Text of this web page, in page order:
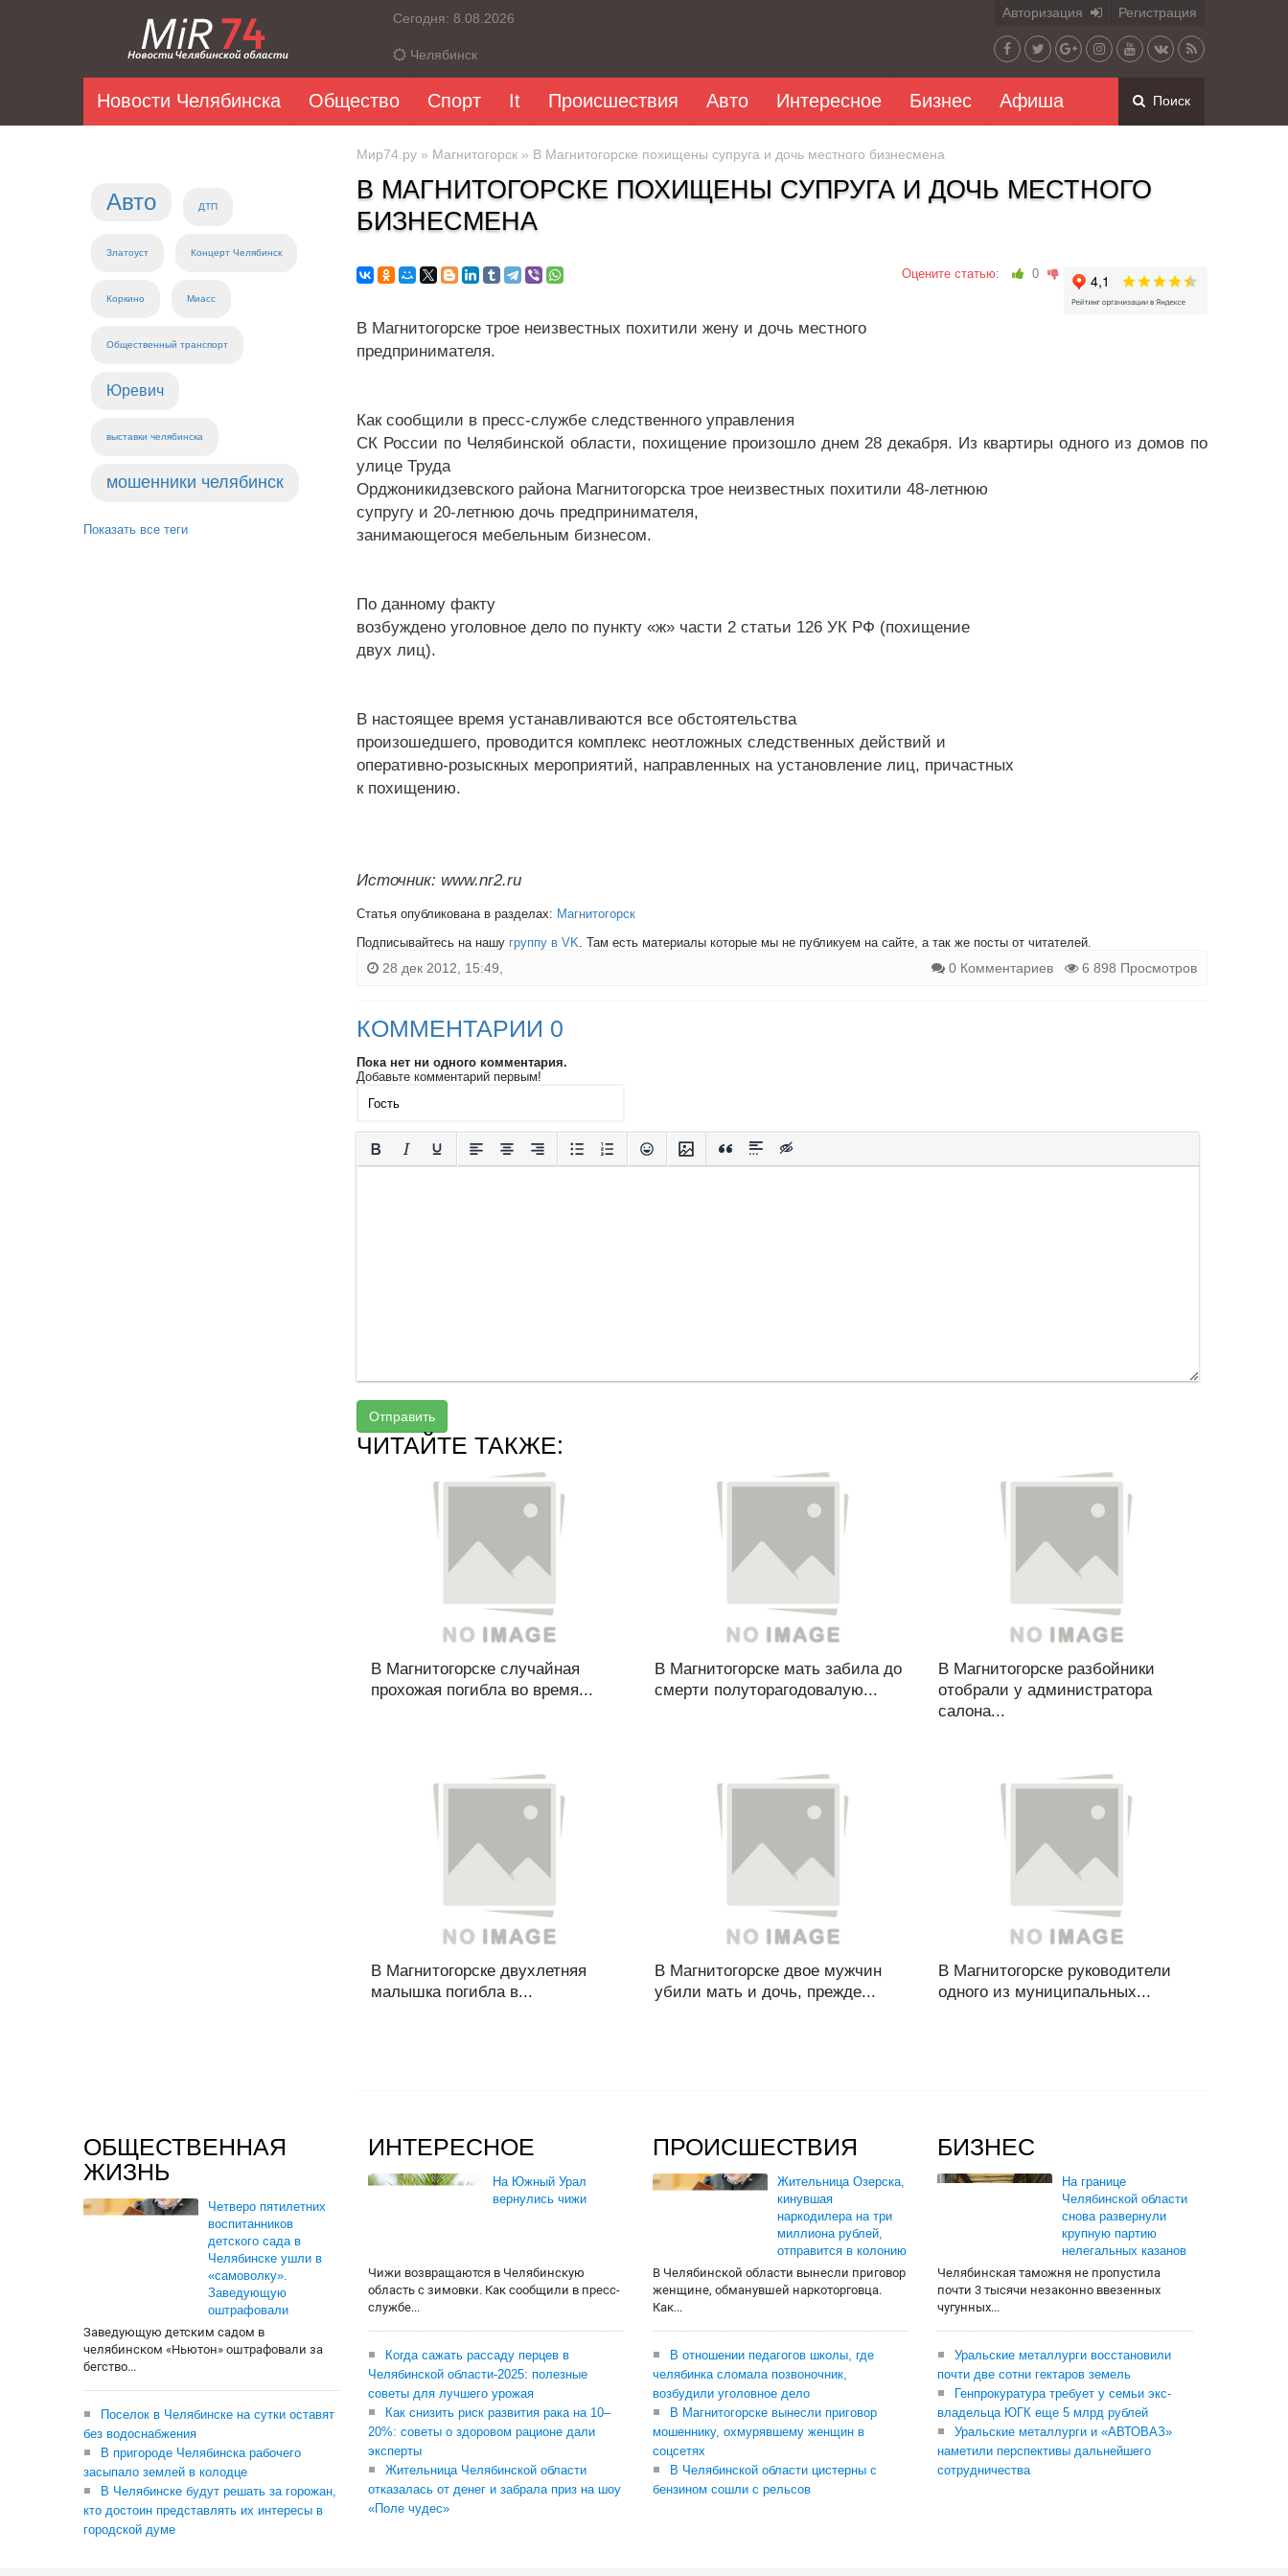
Сегодня: 8.08.2026
Челябинск
Авторизация Регистрация
Новости Челябинска Общество Спорт It Происшествия Авто Интересное Бизнес Афиша Поиск
Авто ДТП
Златоуст Концерт Челябинск
Коркино Миасс
Общественный транспорт
Юревич
выставки челябинска
мошенники челябинск
Показать все теги
Мир74.ру » Магнитогорск » В Магнитогорске похищены супруга и дочь местного бизнесмена
В МАГНИТОГОРСКЕ ПОХИЩЕНЫ СУПРУГА И ДОЧЬ МЕСТНОГО
БИЗНЕСМЕНА
Оцените статью: 0
В Магнитогорске трое неизвестных похитили жену и дочь местного
предпринимателя.
Как сообщили в пресс-службе следственного управления
СК России по Челябинской области, похищение произошло днем 28 декабря. Из квартиры одного из домов по
улице Труда
Орджоникидзевского района Магнитогорска трое неизвестных похитили 48-летнюю
супругу и 20-летнюю дочь предпринимателя,
занимающегося мебельным бизнесом.
По данному факту
возбуждено уголовное дело по пункту «ж» части 2 статьи 126 УК РФ (похищение
двух лиц).
В настоящее время устанавливаются все обстоятельства
произошедшего, проводится комплекс неотложных следственных действий и
оперативно-розыскных мероприятий, направленных на установление лиц, причастных
к похищению.
Источник: www.nr2.ru
Статья опубликована в разделах: Магнитогорск
Подписывайтесь на нашу группу в VK. Там есть материалы которые мы не публикуем на сайте, а так же посты от читателей.
28 дек 2012, 15:49, 0 Комментариев 6 898 Просмотров
КОММЕНТАРИИ 0
Пока нет ни одного комментария.
Добавьте комментарий первым!
Отправить
ЧИТАЙТЕ ТАКЖЕ:
В Магнитогорске случайная
прохожая погибла во время...
В Магнитогорске мать забила до
смерти полуторагодовалую...
В Магнитогорске разбойники
отобрали у администратора
салона...
В Магнитогорске двухлетняя
малышка погибла в...
В Магнитогорске двое мужчин
убили мать и дочь, прежде...
В Магнитогорске руководители
одного из муниципальных...
ОБЩЕСТВЕННАЯ
ЖИЗНЬ
Четверо пятилетних
воспитанников
детского сада в
Челябинске ушли в
«самоволку».
Заведующую
оштрафовали
Заведующую детским садом в
челябинском «Ньютон» оштрафовали за
бегство...
Поселок в Челябинске на сутки оставят
без водоснабжения
В пригороде Челябинска рабочего
засыпало землей в колодце
В Челябинске будут решать за горожан,
кто достоин представлять их интересы в
городской думе
ИНТЕРЕСНОЕ
На Южный Урал
вернулись чижи
Чижи возвращаются в Челябинскую
область с зимовки. Как сообщили в пресс-
службе...
Когда сажать рассаду перцев в
Челябинской области-2025: полезные
советы для лучшего урожая
Как снизить риск развития рака на 10–
20%: советы о здоровом рационе дали
эксперты
Жительница Челябинской области
отказалась от денег и забрала приз на шоу
«Поле чудес»
ПРОИСШЕСТВИЯ
Жительница Озерска,
кинувшая
наркодилера на три
миллиона рублей,
отправится в колонию
В Челябинской области вынесли приговор
женщине, обманувшей наркоторговца.
Как...
В отношении педагогов школы, где
челябинка сломала позвоночник,
возбудили уголовное дело
В Магнитогорске вынесли приговор
мошеннику, охмурявшему женщин в
соцсетях
В Челябинской области цистерны с
бензином сошли с рельсов
БИЗНЕС
На границе
Челябинской области
снова развернули
крупную партию
нелегальных казанов
Челябинская таможня не пропустила
почти 3 тысячи незаконно ввезенных
чугунных...
Уральские металлурги восстановили
почти две сотни гектаров земель
Генпрокуратура требует у семьи экс-
владельца ЮГК еще 5 млрд рублей
Уральские металлурги и «АВТОВАЗ»
наметили перспективы дальнейшего
сотрудничества